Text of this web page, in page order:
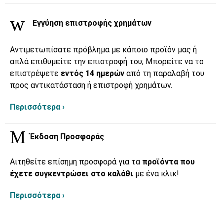
Εγγύηση επιστροφής χρημάτων
Αντιμετωπίσατε πρόβλημα με κάποιο προϊόν μας ή
απλά επιθυμείτε την επιστροφή του; Μπορείτε να το
επιστρέψετε εντός 14 ημερών από τη παραλαβή του
προς αντικατάσταση ή επιστροφή χρημάτων.
Περισσότερα ›
Έκδοση Προσφοράς
Αιτηθείτε επίσημη προσφορά για τα προϊόντα που
έχετε συγκεντρώσει στο καλάθι με ένα κλικ!
Περισσότερα ›